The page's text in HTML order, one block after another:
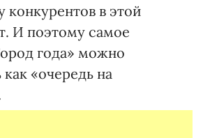
в этой
И поэтому самое
года» можно
«очередь на